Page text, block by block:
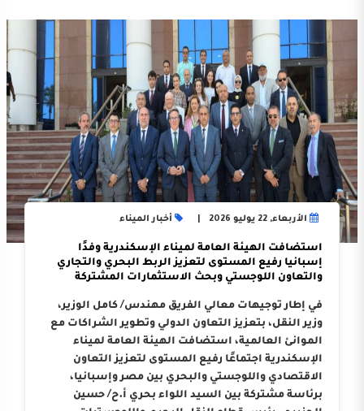
الأربعاء, 22 يوليو 2026 أخبار الميناء
استضافت الهيئة العامة لميناء الإسكندرية وفدًا
إسبانيا رفيع المستوى لتعزيز الربط البحري والتجاري
والتعاون اللوجستي وبحث الاستثمارات المشتركة
في إطار توجيهات معالي الفريق مهندس/ كامل الوزير،
وزير النقل، بتعزيز التعاون الدولي وتطوير الشراكات مع
الموانئ العالمية، استضافت الهيئة العامة لميناء
الإسكندرية اجتماعًا رفيع المستوى لتعزيز التعاون
الاقتصادي واللوجستي والبحري بين مصر وإسبانيا،
برئاسة مشتركة بين السيد اللواء بحري أ.ح/ حسين